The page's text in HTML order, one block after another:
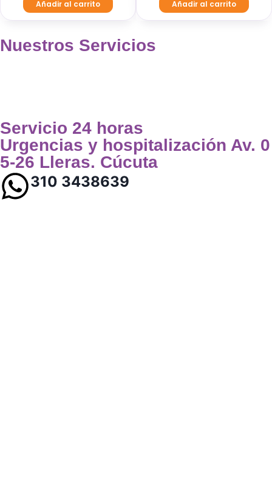
Añadir al carrito Añadir al carrito
Nuestros Servicios
Servicio 24 horas
Urgencias y hospitalización Av. 0
5-26 Lleras. Cúcuta
310 3438639